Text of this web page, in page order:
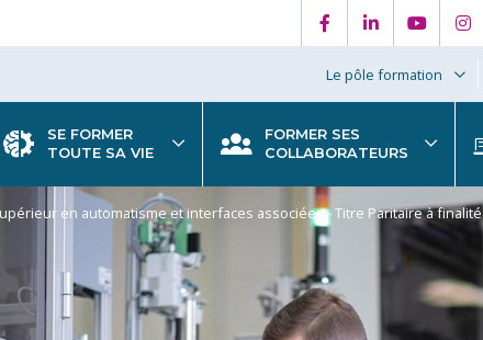
Le pôle formation
SE FORMER
TOUTE SA VIE
FORMER SES
COLLABORATEURS
en automatisme et interfaces associées - Titre Paritaire à